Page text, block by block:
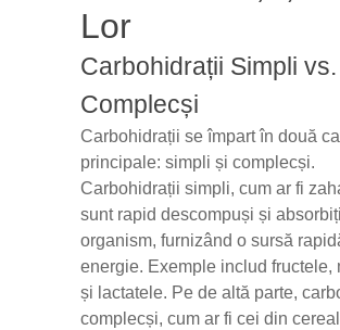
Lor
Carbohidrații Simpli vs.
Complecși
Carbohidrații se împart în două
principale: simpli și complecși.
Carbohidrații simpli, cum ar fi
sunt rapid descompuși și
organism, furnizând o sursă
energie. Exemple includ fructele,
și lactatele. Pe de altă parte,
complecși, cum ar fi cei din